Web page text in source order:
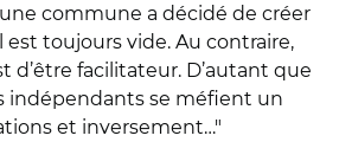
une commune a décidé de créer
est toujours vide. Au contraire,
d’être facilitateur. D’autant que
indépendants se méfient un
et inversement…"